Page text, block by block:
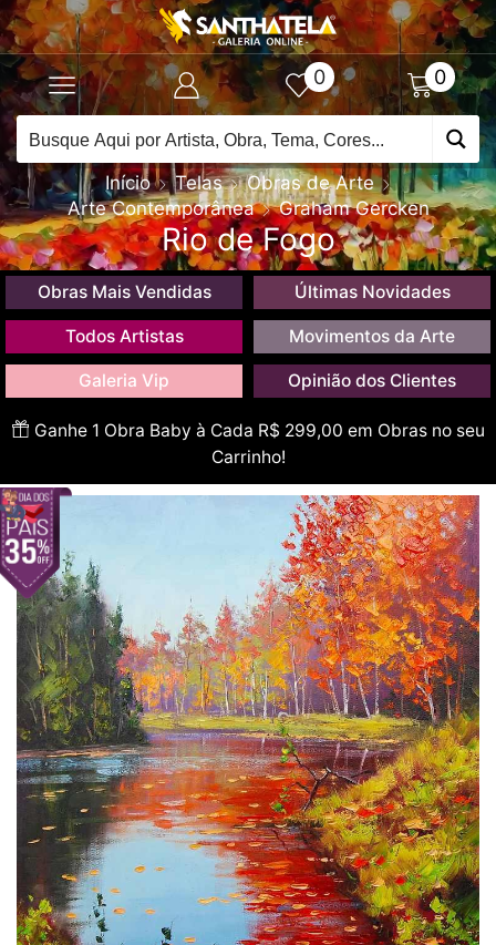
0 0
Início Telas
Obras de Arte
Arte Contemporânea
Graham Gercken
Rio de Fogo
Obras Mais Vendidas Últimas Novidades
Todos Artistas Movimentos da Arte
Galeria Vip Opinião dos Clientes
Ganhe 1 Obra Baby à Cada R$ 299,00 em Obras no seu
Carrinho!